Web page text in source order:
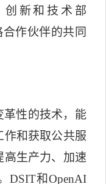
新和技术部
作伙伴的共同
革性的技术，能
作和获取公共服
高生产力、加速
DSIT和OpenAI